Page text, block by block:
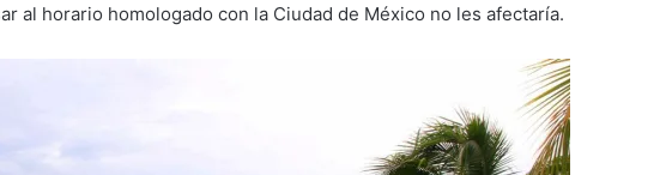
al horario homologado con la Ciudad de México no les afectaría.